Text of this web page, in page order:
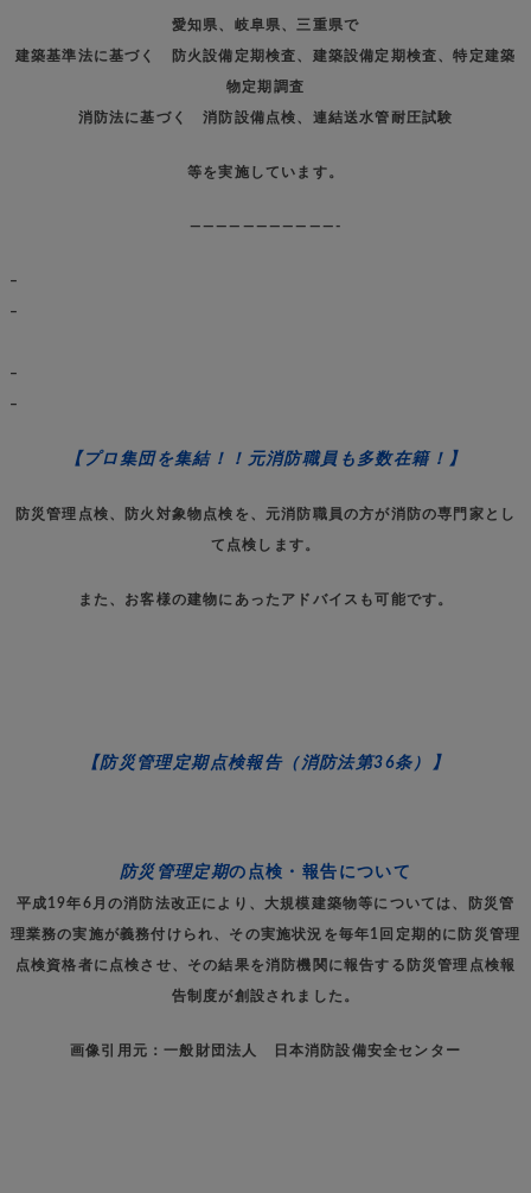
愛知県、岐阜県、三重県で
建築基準法に基づく 防火設備定期検査、建築設備定期検査、特定建築
物定期調査
消防法に基づく 消防設備点検、連結送水管耐圧試験
等を実施しています。
———————————-
–
–
–
–
【プロ集団を集結！！元消防職員も多数在籍！】
防災管理点検、防火対象物点検を、元消防職員の方が消防の専門家とし
て点検します。
また、お客様の建物にあったアドバイスも可能です。
【防災管理定期点検報告（消防法第36条）】
防災管理定期の点検・報告について
平成19年6月の消防法改正により、大規模建築物等については、防災管
理業務の実施が義務付けられ、その実施状況を毎年1回定期的に防災管理
点検資格者に点検させ、その結果を消防機関に報告する防災管理点検報
告制度が創設されました。
画像引用元：一般財団法人 日本消防設備安全センター